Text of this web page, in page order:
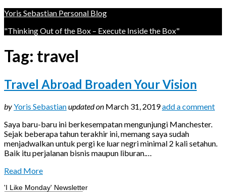
Yoris Sebastian Personal Blog
"Thinking Out of the Box – Execute Inside the Box"
Tag: travel
Travel Abroad Broaden Your Vision
byYoris Sebastianupdated on March 31, 2019add a comment
Saya baru-baru ini berkesempatan mengunjungi Manchester.
Sejak beberapa tahun terakhir ini, memang saya sudah
menjadwalkan untuk pergi ke luar negri minimal 2 kali setahun.
Baik itu perjalanan bisnis maupun liburan.…
Read More
'I Like Monday' Newsletter